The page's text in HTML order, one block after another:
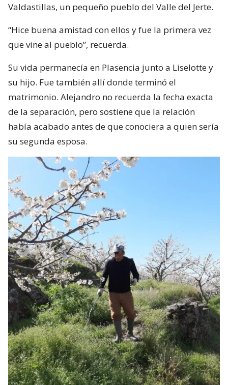
Valdastillas, un pequeño pueblo del Valle del Jerte.
“Hice buena amistad con ellos y fue la primera vez
que vine al pueblo”, recuerda.
Su vida permanecía en Plasencia junto a Liselotte y
su hijo. Fue también allí donde terminó el
matrimonio. Alejandro no recuerda la fecha exacta
de la separación, pero sostiene que la relación
había acabado antes de que conociera a quien sería
su segunda esposa.